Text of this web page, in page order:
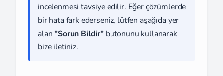
incelenmesi tavsiye edilir. Eğer çözümlerde
bir hata fark ederseniz, lütfen aşağıda yer
alan "Sorun Bildir" butonunu kullanarak
bize iletiniz.